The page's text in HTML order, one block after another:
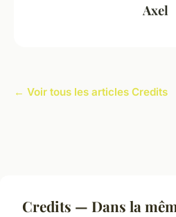
Axel
← Voir tous les articles Credits
Credits — Dans la